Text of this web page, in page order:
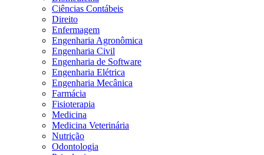
Ciências Contábeis
Direito
Enfermagem
Engenharia Agronômica
Engenharia Civil
Engenharia de Software
Engenharia Elétrica
Engenharia Mecânica
Farmácia
Fisioterapia
Medicina
Medicina Veterinária
Nutrição
Odontologia